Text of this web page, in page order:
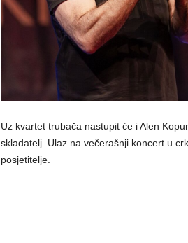
Uz kvartet trubača nastupit će i Alen
skladatelj. Ulaz na večerašnji koncert u
posjetitelje.